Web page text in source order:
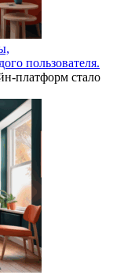
пользователя.
платформ стало